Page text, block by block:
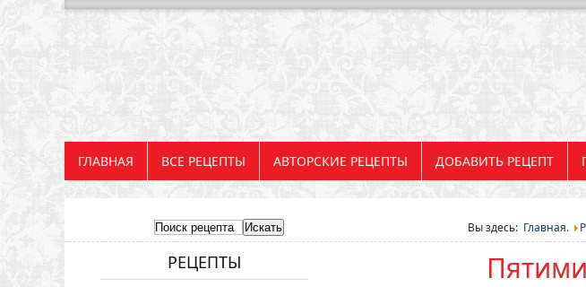
ГЛАВНАЯ ВСЕ РЕЦЕПТЫ АВТОРСКИЕ РЕЦЕПТЫ ДОБАВИТЬ РЕЦЕПТ
Вы здесь: Главная.
РЕЦЕПТЫ